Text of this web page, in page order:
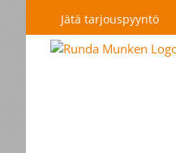
Jätä tarjouspyyntö